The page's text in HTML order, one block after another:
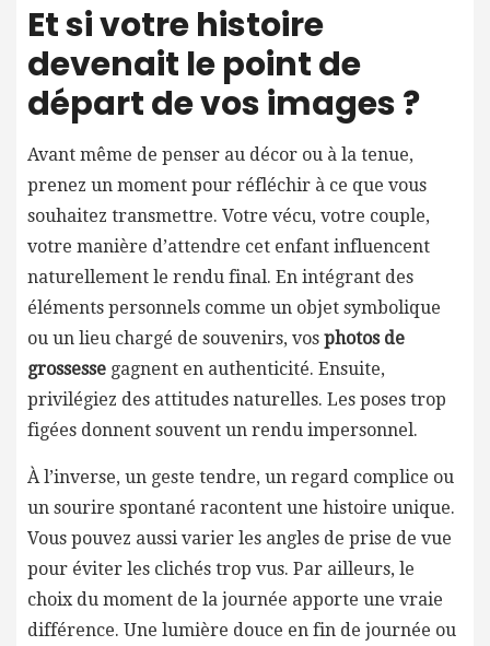
Et si votre histoire
devenait le point de
départ de vos images ?
Avant même de penser au décor ou à la tenue,
prenez un moment pour réfléchir à ce que vous
souhaitez transmettre. Votre vécu, votre couple,
votre manière d’attendre cet enfant influencent
naturellement le rendu final. En intégrant des
éléments personnels comme un objet symbolique
ou un lieu chargé de souvenirs, vos photos de
grossesse gagnent en authenticité. Ensuite,
privilégiez des attitudes naturelles. Les poses trop
figées donnent souvent un rendu impersonnel.
À l’inverse, un geste tendre, un regard complice ou
un sourire spontané racontent une histoire unique.
Vous pouvez aussi varier les angles de prise de vue
pour éviter les clichés trop vus. Par ailleurs, le
choix du moment de la journée apporte une vraie
différence. Une lumière douce en fin de journée ou